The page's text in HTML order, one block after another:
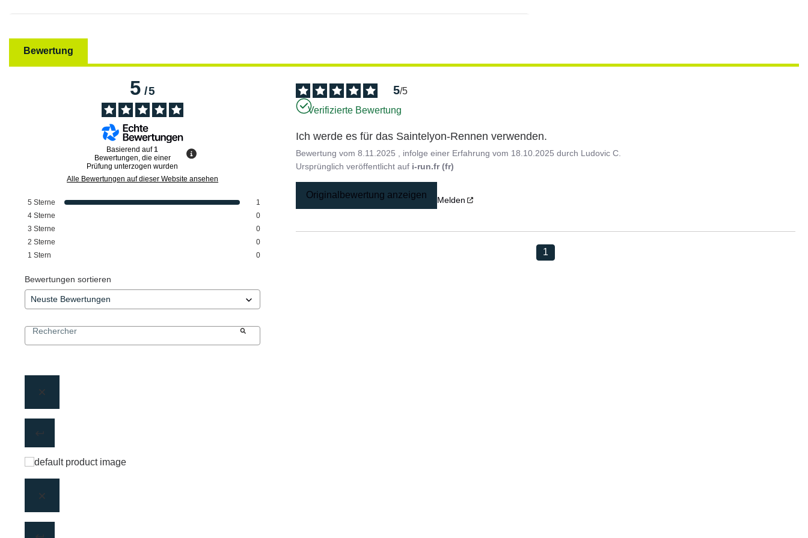
Bewertung
5/5
Basierend auf1
Bewertungen, die einer
Prüfung unterzogen wurden
Alle Bewertungen auf dieser Website ansehen
5 Sterne
1
4 Sterne
0
3 Sterne
0
2 Sterne
0
1 Stern 0
Bewertungen sortieren
5/5
Verifizierte Bewertung
Ich werde es für das Saintelyon-Rennen verwenden.
Bewertung vom8.11.2025 , infolge einer Erfahrung vom 18.10.2025 durch Ludovic C.
Ursprünglich veröffentlicht auf i-run.fr (fr)
Originalbewertung anzeigen Melden
1